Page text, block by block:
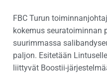
FBC Turun
kokemus seuratoiminnan
suurimmassa
paljon. Esitetään
liittyvät Boostii-